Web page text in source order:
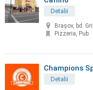
Detalii
Braşov, bd.
Pizzeria, Pub
Champions
Detalii